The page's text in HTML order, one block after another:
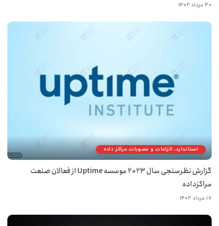
۳۰ مرداد ۱۴۰۲
استاندارد، الزامات و مصوبات مراکز داده
گزارش نظرسنجی سال 2023 موسسه Uptime از فعالان صنعت
مراکزداده
۱۷ مرداد ۱۴۰۲